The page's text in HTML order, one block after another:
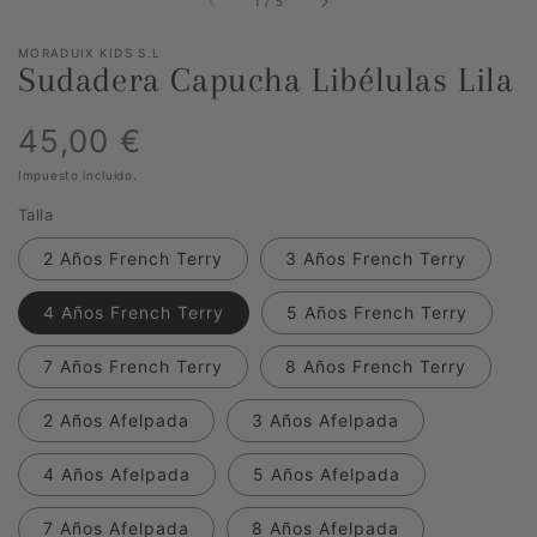
MORADUIX KIDS S.L
Sudadera Capucha Libélulas Lila
Precio
habitual
45,00 €
Impuesto incluido.
Talla
2 Años French Terry 3 Años French Terry
4 Años French Terry 5 Años French Terry
7 Años French Terry 8 Años French Terry
2 Años Afelpada 3 Años Afelpada
4 Años Afelpada 5 Años Afelpada
7 Años Afelpada 8 Años Afelpada